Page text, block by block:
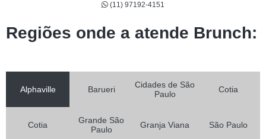
(11) 97192-4151
Regiões onde a atende Brunch:
Alphaville Barueri
Cidades de São
Paulo
Cotia
Cotia
Grande São
Paulo
Granja Viana São Paulo